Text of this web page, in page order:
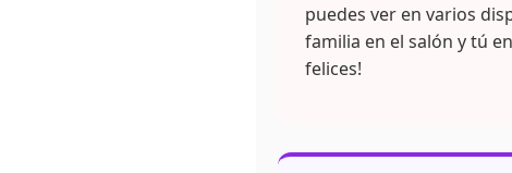
puedes ver en varios
familia en el salón y tú
felices!